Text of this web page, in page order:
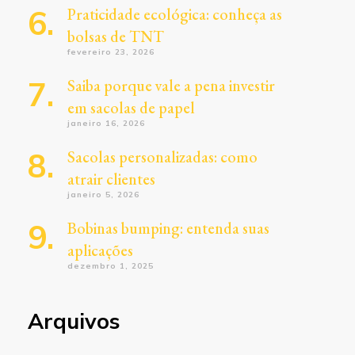
Praticidade ecológica: conheça as
bolsas de TNT
fevereiro 23, 2026
Saiba porque vale a pena investir
em sacolas de papel
janeiro 16, 2026
Sacolas personalizadas: como
atrair clientes
janeiro 5, 2026
Bobinas bumping: entenda suas
aplicações
dezembro 1, 2025
Arquivos